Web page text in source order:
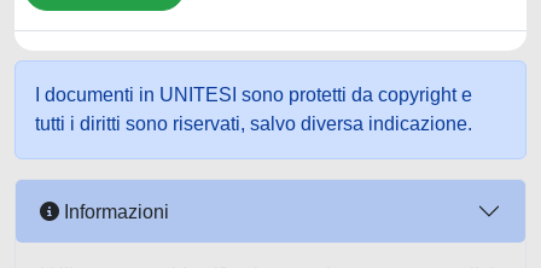
I documenti in UNITESI sono protetti da copyright e
tutti i diritti sono riservati, salvo diversa indicazione.
Informazioni